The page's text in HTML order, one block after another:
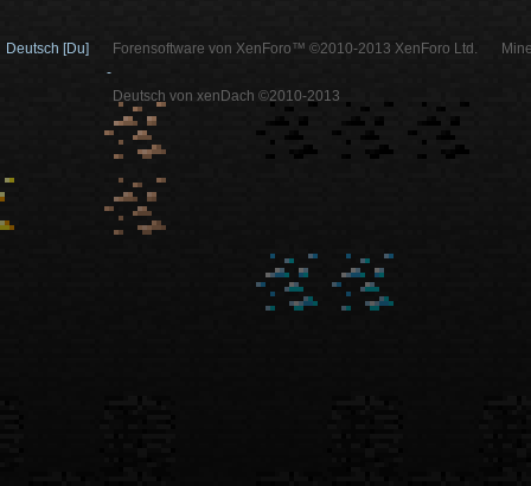
Deutsch [Du]
Forensoftware von XenForo™ ©2010-2013 XenForo Ltd.
-
Deutsch von xenDach ©2010-2013